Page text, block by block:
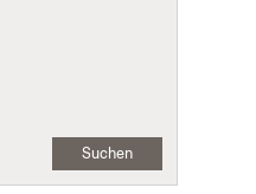
Suchen